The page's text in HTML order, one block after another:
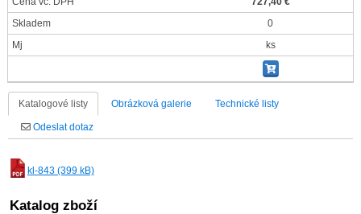
Skladem
0
Mj
ks
Katalogové listy Obrázková galerie Technické listy
Odeslat dotaz
kl-843 (399 kB)
Katalog zboží